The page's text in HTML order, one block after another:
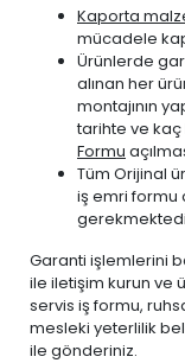
Kaporta
mücadele
Ürünlerde
alınan her
montajının
tarihte ve kaç
Formu
Tüm Orijinal
iş emri formu
Garanti işlemlerini
ile iletişim kurun ve
servis iş formu,
mesleki yeterlilik
ile gönderiniz.